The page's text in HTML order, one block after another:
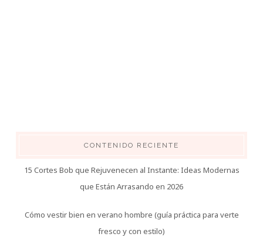
CONTENIDO RECIENTE
15 Cortes Bob que Rejuvenecen al Instante: Ideas Modernas
que Están Arrasando en 2026
Cómo vestir bien en verano hombre (guía práctica para verte
fresco y con estilo)